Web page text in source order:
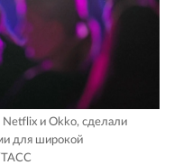
и Okko, сделали
для широкой
ТАСС